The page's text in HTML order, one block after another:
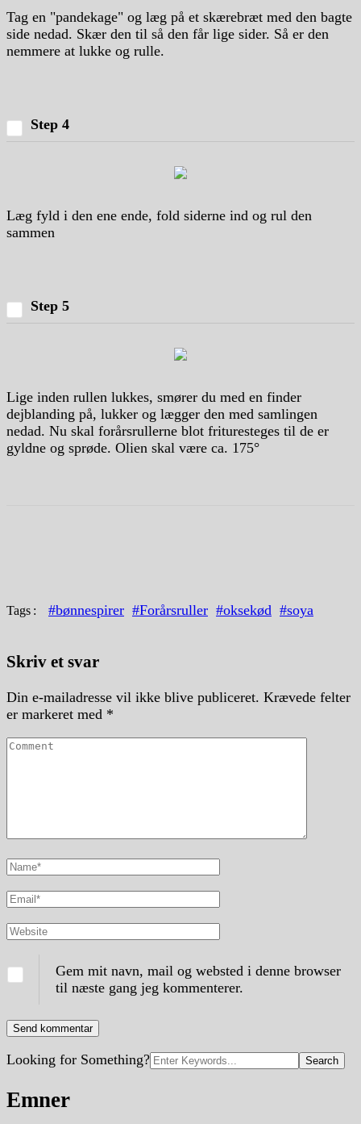
Tag en "pandekage" og læg på et skærebræt med den bagte
side nedad. Skær den til så den får lige sider. Så er den
nemmere at lukke og rulle.
Step 4
Læg fyld i den ene ende, fold siderne ind og rul den
sammen
Step 5
Lige inden rullen lukkes, smører du med en finder
dejblanding på, lukker og lægger den med samlingen
nedad. Nu skal forårsrullerne blot frituresteges til de er
gyldne og sprøde. Olien skal være ca. 175°
Tags #bønnespirer #Forårsruller #oksekød #soya
Skriv et svar
Din e-mailadresse vil ikke blive publiceret. Krævede felter
er markeret med *
Comment
Full
Email
Website
Gem mit navn, mail og websted i denne browser
til næste gang jeg kommenterer.
Search
Looking for Something?
Emner